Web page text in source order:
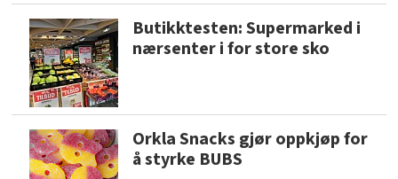
Butikktesten: Supermarked i
nærsenter i for store sko
Orkla Snacks gjør oppkjøp for
å styrke BUBS